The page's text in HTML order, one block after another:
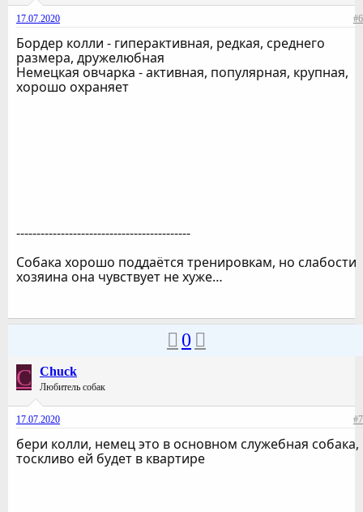
17.07.2020 #6
Бордер колли - гиперактивная, редкая, среднего
размера, дружелюбная
Немецкая овчарка - активная, популярная, крупная,
хорошо охраняет
-------------------------------------------
Собака хорошо поддаётся тренировкам, но слабости
хозяина она чувствует не хуже…
0
C Chuck
Любитель собак
17.07.2020 #7
бери колли, немец это в основном служебная собака,
тоскливо ей будет в квартире